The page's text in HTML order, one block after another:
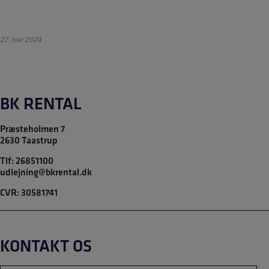
27. mar 2024
BK RENTAL
Præsteholmen 7
2630 Taastrup
Tlf: 26851100
udlejning@bkrental.dk
CVR: 30581741
KONTAKT OS